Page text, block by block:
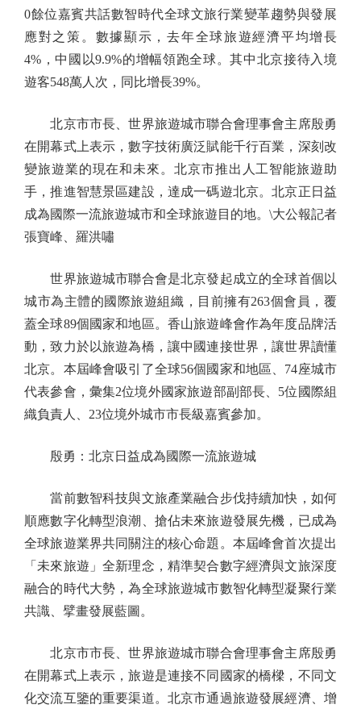
0餘位嘉賓共話數智時代全球文旅行業變革趨勢與發展
應對之策。數據顯示，去年全球旅遊經濟平均增長
4%，中國以9.9%的增幅領跑全球。其中北京接待入境
遊客548萬人次，同比增長39%。
北京市市長、世界旅遊城市聯合會理事會主席殷勇
在開幕式上表示，數字技術廣泛賦能千行百業，深刻改
變旅遊業的現在和未來。北京市推出人工智能旅遊助
手，推進智慧景區建設，達成一碼遊北京。北京正日益
成為國際一流旅遊城市和全球旅遊目的地。\大公報記者
張寶峰、羅洪嘯
世界旅遊城市聯合會是北京發起成立的全球首個以
城市為主體的國際旅遊組織，目前擁有263個會員，覆
蓋全球89個國家和地區。香山旅遊峰會作為年度品牌活
動，致力於以旅遊為橋，讓中國連接世界，讓世界讀懂
北京。本屆峰會吸引了全球56個國家和地區、74座城市
代表參會，彙集2位境外國家旅遊部副部長、5位國際組
織負責人、23位境外城市市長級嘉賓參加。
殷勇：北京日益成為國際一流旅遊城
當前數智科技與文旅產業融合步伐持續加快，如何
順應數字化轉型浪潮、搶佔未來旅遊發展先機，已成為
全球旅遊業界共同關注的核心命題。本屆峰會首次提出
「未來旅遊」全新理念，精準契合數字經濟與文旅深度
融合的時代大勢，為全球旅遊城市數智化轉型凝聚行業
共識、擘畫發展藍圖。
北京市市長、世界旅遊城市聯合會理事會主席殷勇
在開幕式上表示，旅遊是連接不同國家的橋樑，不同文
化交流互鑒的重要渠道。北京市通過旅遊發展經濟、增